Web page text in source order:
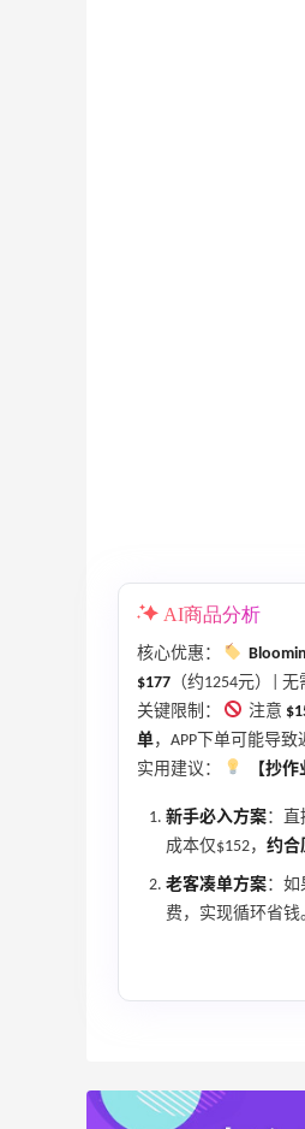
AI商品分析
核心优惠：
$177 （约1254元）|
关键限制：
注意
单，APP下单可能导
实用建议：
【抄作
新手必入方案：
成本仅$152， 约合
老客凑单方案：
费，实现循环省钱
【55专享】
满赠正装橘子
健身补剂、护
无门槛7.5折
iHerb
Macy's：美妆
关注兰蔻、雅
Macy's